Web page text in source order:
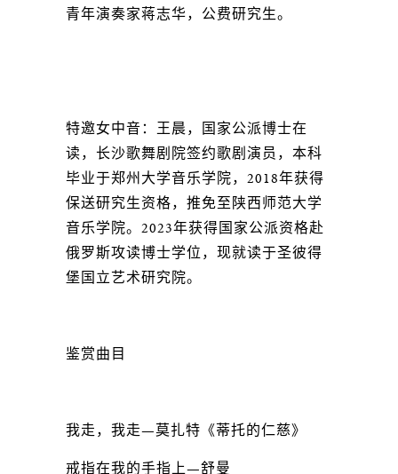
青年演奏家蒋志华，公费研究生。
特邀女中音：王晨，国家公派博士在
读，长沙歌舞剧院签约歌剧演员，本科
毕业于郑州大学音乐学院，2018年获得
保送研究生资格，推免至陕西师范大学
音乐学院。2023年获得国家公派资格赴
俄罗斯攻读博士学位，现就读于圣彼得
堡国立艺术研究院。
鉴赏曲目
我走，我走—莫扎特《蒂托的仁慈》
戒指在我的手指上—舒曼